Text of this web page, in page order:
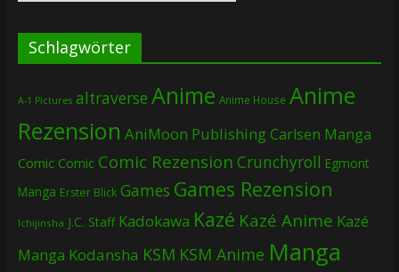
Schlagwörter
A-1 Pictures altraverse Anime Anime House Anime
Rezension AniMoon PublishingCarlsen Manga
Comic Comic Comic Rezension Crunchyroll Egmont
Manga Erster Blick Games Games Rezension
Ichijinsha J.C. Staff Kadokawa Kazé Kazé Anime Kazé
Manga Kodansha KSM KSM Anime Manga